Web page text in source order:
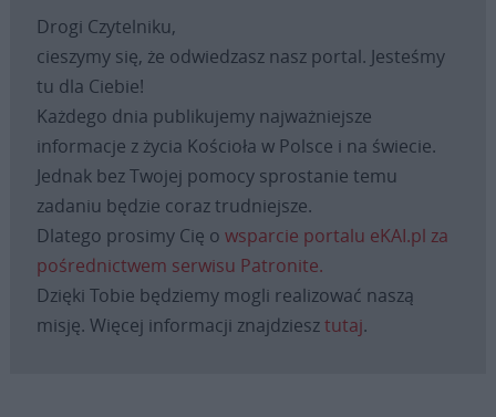
Drogi Czytelniku,
cieszymy się, że odwiedzasz nasz portal. Jesteśmy
tu dla Ciebie!
Każdego dnia publikujemy najważniejsze
informacje z życia Kościoła w Polsce i na świecie.
Jednak bez Twojej pomocy sprostanie temu
zadaniu będzie coraz trudniejsze.
Dlatego prosimy Cię o wsparcie portalu eKAI.pl za
pośrednictwem serwisu Patronite.
Dzięki Tobie będziemy mogli realizować naszą
misję. Więcej informacji znajdziesztutaj.